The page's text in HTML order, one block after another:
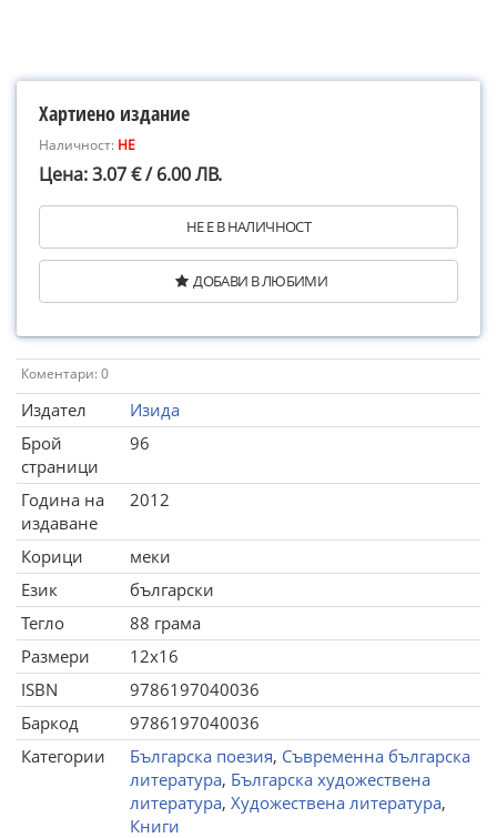
Хартиено издание
Наличност: НЕ
Цена: 3.07 € / 6.00 ЛВ.
НЕ Е В НАЛИЧНОСТ
ДОБАВИ В ЛЮБИМИ
Коментари: 0
Издател
Изида
Брой
страници
96
Година на
издаване
2012
Корици
меки
Език
български
Тегло
88 грама
Размери
12x16
ISBN
9786197040036
Баркод
9786197040036
Категории
Българска поезия, Съвременна българска
литература, Българска художествена
литература, Художествена литература,
Книги